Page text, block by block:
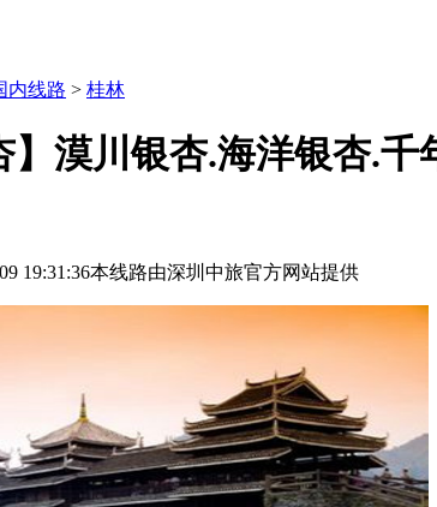
内线路 > 桂林
】漠川银杏.海洋银杏.
19:31:36本线路由深圳中旅官方网站提供